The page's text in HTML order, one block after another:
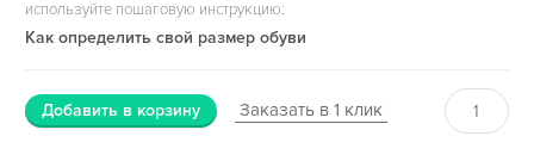
используйте пошаговую инструкцию:
Как определить свой размер обуви
Добавить в корзину Заказать в 1 клик